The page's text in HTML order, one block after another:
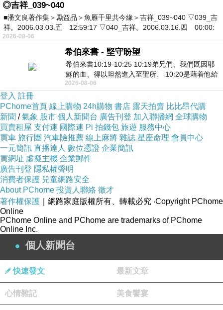
◎吉祥_039~040
■潘文良著作集＞勵益品＞魚雁千里共今緣＞吉祥_039~040 ▽039_吉
祥。2006.03.03.五 12:59:17 ▽040_吉祥。2006.03.16.四 00:00:
2026-08-06
希伯來書 - 堅守盼望
希伯來書10:19-10:25 10:19弟兄們、我們既因耶
穌的血、得以坦然進入至聖所、 10:20是藉着他給
我們開了一條又新又活的路從幔子經過
2026-08-06
登入 註冊
PChome首頁 線上購物 24h購物 書店 露天拍賣 比比昂代購
新聞 /氣象 股市 個人新聞台 廣告刊登 加入聯播網 全球購物
買賣租屋 支付連 國際連 Pi 拍錢包 旅遊 服務中心
買車 旅行團 汽車險推薦 線上麻將 雜誌 星座命理 會員中心
一元簡訊 直播達人 數位憑證 企業簡訊
買網址 虛擬主機 企業郵件
廣告刊登 隱私權聲明
消費者保護 兒童網路安全
About PChome 投資人聯絡 徵才
著作權保護 ｜網路家庭版權所有、轉載必究 ‧Copyright PChome
Online
PChome Online and PChome are trademarks of PChome
Online Inc.
個人新聞台
快速發文 最新文章
心情雜記 美食饗宴